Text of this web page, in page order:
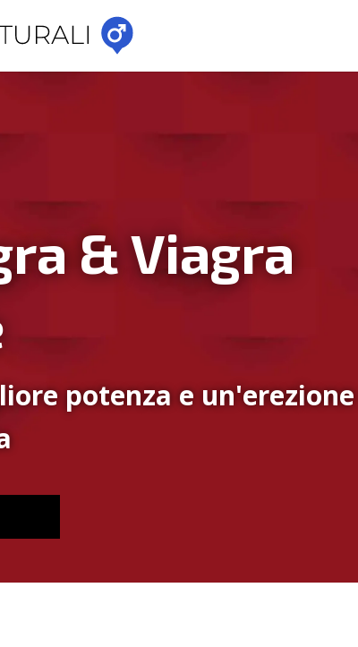
& Viagra
potenza e